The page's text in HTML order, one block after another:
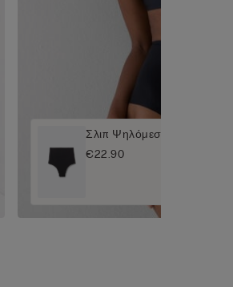
Σλιπ Ψηλόμεσο από
€22.90